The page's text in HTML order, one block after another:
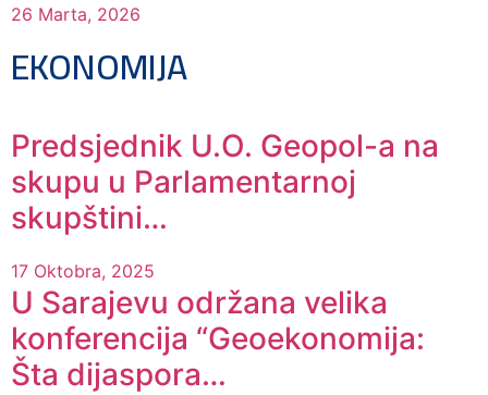
26 Marta, 2026
EKONOMIJA
Predsjednik U.O. Geopol-a na
skupu u Parlamentarnoj
skupštini…
17 Oktobra, 2025
U Sarajevu održana velika
konferencija “Geoekonomija:
Šta dijaspora…